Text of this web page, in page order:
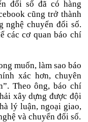
đổi số đã có hàng
cũng trở thành
nghệ chuyển đổi số.
các cơ quan báo chí
muốn, làm sao báo
xác hơn, chuyên
Theo ông, báo chí
xây dựng được đội
lý luận, ngoại giao,
và chuyển đổi số.